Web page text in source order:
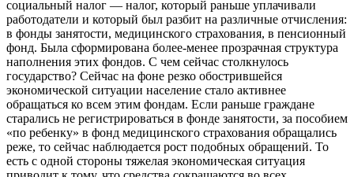
социальный налог — налог, который раньше уплачивали
работодатели и который был разбит на различные отчисления:
в фонды занятости, медицинского страхования, в пенсионный
фонд. Была сформирована более-менее прозрачная структура
наполнения этих фондов. С чем сейчас столкнулось
государство? Сейчас на фоне резко обострившейся
экономической ситуации население стало активнее
обращаться ко всем этим фондам. Если раньше граждане
старались не регистрироваться в фонде занятости, за пособием
«по ребенку» в фонд медицинского страхования обращались
реже, то сейчас наблюдается рост подобных обращений. То
есть с одной стороны тяжелая экономическая ситуация